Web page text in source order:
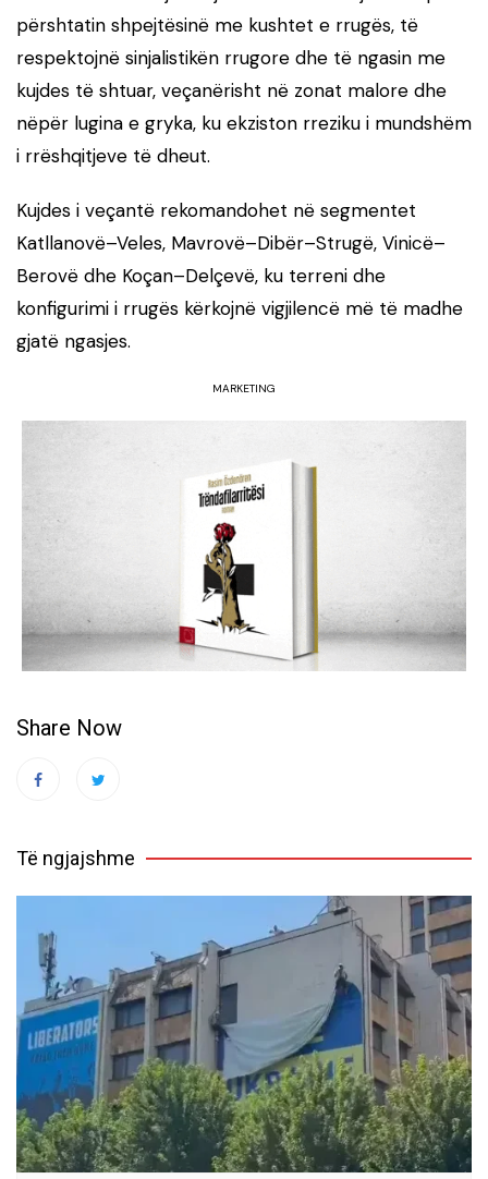
përshtatin shpejtësinë me kushtet e rrugës, të
respektojnë sinjalistikën rrugore dhe të ngasin me
kujdes të shtuar, veçanërisht në zonat malore dhe
nëpër lugina e gryka, ku ekziston rreziku i mundshëm
i rrëshqitjeve të dheut.
Kujdes i veçantë rekomandohet në segmentet
Katllanovë–Veles, Mavrovë–Dibër–Strugë, Vinicë–
Berovë dhe Koçan–Delçevë, ku terreni dhe
konfigurimi i rrugës kërkojnë vigjilencë më të madhe
gjatë ngasjes.
MARKETING
Share Now
Të ngjajshme